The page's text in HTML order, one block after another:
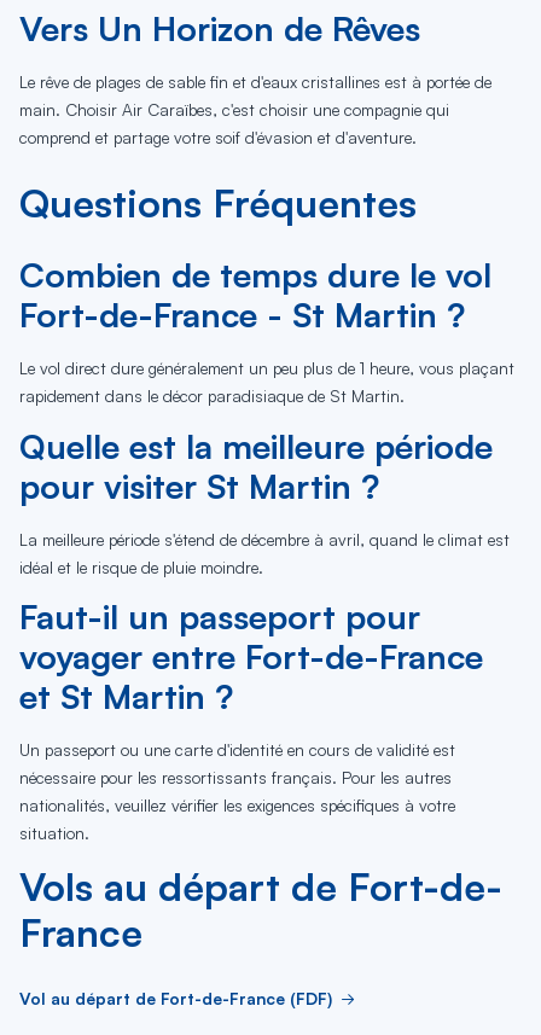
Vers Un Horizon de Rêves
Le rêve de plages de sable fin et d'eaux cristallines est à portée de
main. Choisir Air Caraïbes, c'est choisir une compagnie qui
comprend et partage votre soif d'évasion et d'aventure.
Questions Fréquentes
Combien de temps dure le vol
Fort-de-France - St Martin ?
Le vol direct dure généralement un peu plus de 1 heure, vous plaçant
rapidement dans le décor paradisiaque de St Martin.
Quelle est la meilleure période
pour visiter St Martin ?
La meilleure période s'étend de décembre à avril, quand le climat est
idéal et le risque de pluie moindre.
Faut-il un passeport pour
voyager entre Fort-de-France
et St Martin ?
Un passeport ou une carte d'identité en cours de validité est
nécessaire pour les ressortissants français. Pour les autres
nationalités, veuillez vérifier les exigences spécifiques à votre
situation.
Vols au départ de Fort-de-
France
Vol au départ de Fort-de-France (FDF)